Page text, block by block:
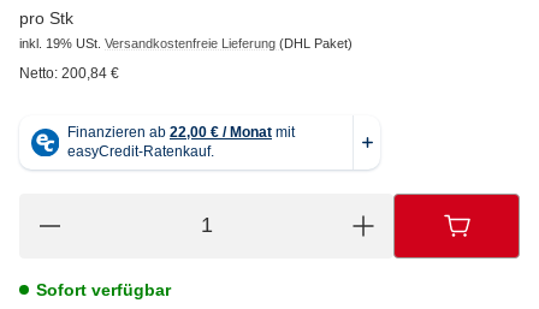
pro Stk
inkl. 19% USt. Versandkostenfreie Lieferung (DHL Paket)
Netto: 200,84 €
Sofort verfügbar